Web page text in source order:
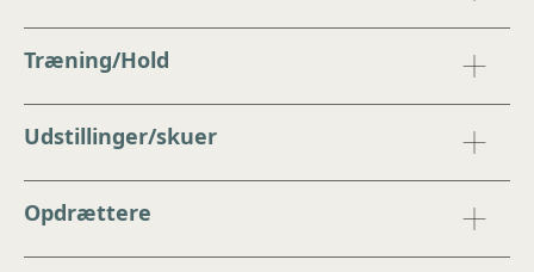
Træning/Hold
Udstillinger/skuer
Opdrættere